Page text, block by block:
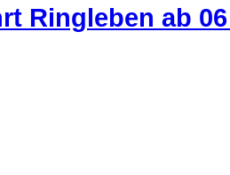
Ringleben ab